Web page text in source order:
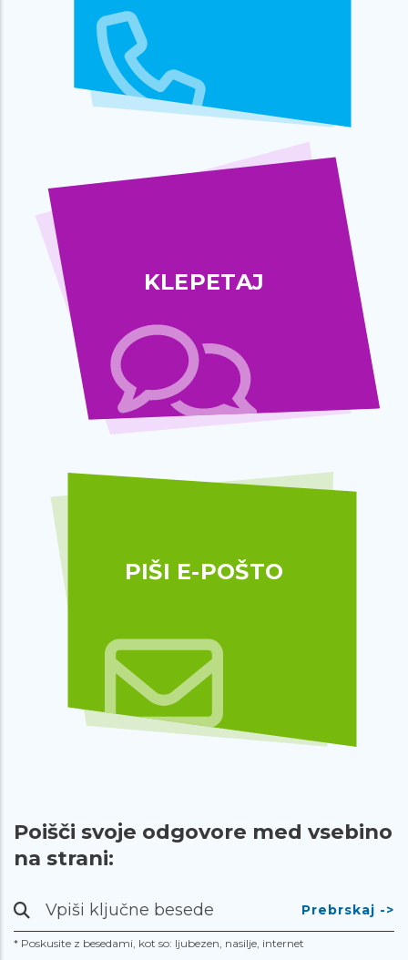
KLEPETAJ
PIŠI E-POŠTO
Poišči svoje odgovore med vsebino
na strani:
Prebrskaj
-
* Poskusite z besedami, kot so: ljubezen, nasilje, internet